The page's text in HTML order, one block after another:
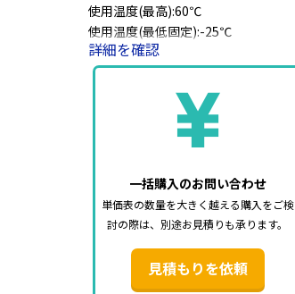
使用温度(最高):60℃
使用温度(最低固定):-25℃
使用温度(最低移動):-15℃
導体構成:30本/0.18mm
導体外径:1.1mm
絶縁体標準厚:0.6mm
詳細を確認
一括購入のお問い合わせ
単価表の数量を大きく越える購入をご検
討の際は、別途お見積りも承ります。
見積もりを依頼